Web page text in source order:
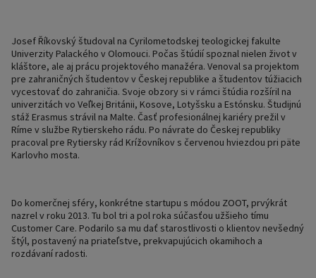
Josef Říkovský študoval na Cyrilometodskej teologickej fakulte
Univerzity Palackého v Olomouci. Počas štúdií spoznal nielen život v
kláštore, ale aj prácu projektového manažéra. Venoval sa projektom
pre zahraničných študentov v Českej republike a študentov túžiacich
vycestovať do zahraničia. Svoje obzory si v rámci štúdia rozšíril na
univerzitách vo Veľkej Británii, Kosove, Lotyšsku a Estónsku. Študijnú
stáž Erasmus strávil na Malte. Časť profesionálnej kariéry prežil v
Ríme v službe Rytierskeho rádu. Po návrate do Českej republiky
pracoval pre Rytiersky rád Krížovníkov s červenou hviezdou pri päte
Karlovho mosta.
Do komerčnej sféry, konkrétne startupu s módou ZOOT, prvýkrát
nazrel v roku 2013. Tu bol tri a pol roka súčasťou užšieho tímu
Customer Care. Podarilo sa mu dať starostlivosti o klientov nevšedný
štýl, postavený na priateľstve, prekvapujúcich okamihoch a
rozdávaní radosti.